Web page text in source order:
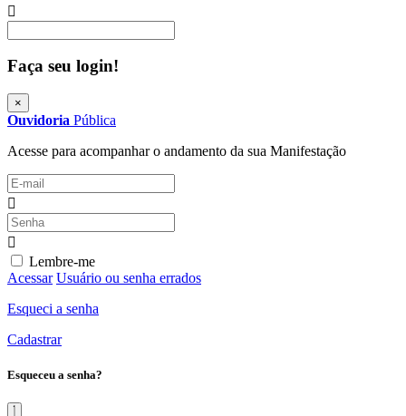
Faça seu login!
×
Ouvidoria Pública
Acesse para acompanhar o andamento da sua Manifestação
Lembre-me
Acessar Usuário ou senha errados
Esqueci a senha
Cadastrar
Esqueceu a senha?